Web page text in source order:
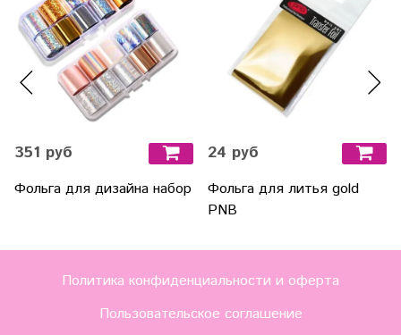
351 руб
Фольга для дизайна набор
24 руб
Фольга для литья gold
PNB
Политика конфиденциальности и оферта
Пользовательское соглашение